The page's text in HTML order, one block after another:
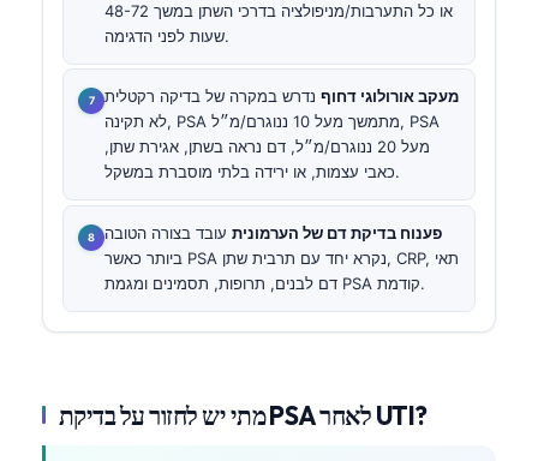
או כל התערבות/מניפולציה בדרכי השתן במשך 48-72
שעות לפני הדגימה.
מעקב אורולוגי דחוף נדרש במקרה של בדיקה רקטלית
לא תקינה, PSA מתמשך מעל 10 ננוגרם/מ״ל, PSA
מעל 20 ננוגרם/מ״ל, דם נראה בשתן, אגירת שתן,
כאבי עצמות, או ירידה בלתי מוסברת במשקל.
פענוח בדיקת דם של הערמונית עובד בצורה הטובה
ביותר כאשר PSA נקרא יחד עם תרבית שתן, CRP, תאי
דם לבנים, תרופות, תסמינים ומגמת PSA קודמת.
מתי יש לחזור על בדיקת PSA לאחר UTI?